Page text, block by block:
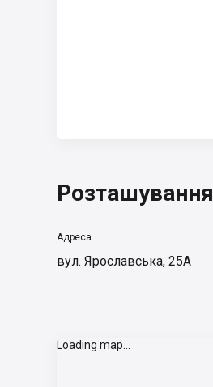
Розташування
Адреса
вул. Ярославська, 25А
Loading map...